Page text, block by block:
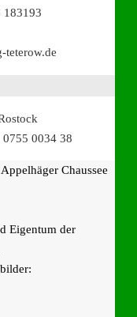
183193
teterow.de
0034 38
Chaussee
Eigentum der